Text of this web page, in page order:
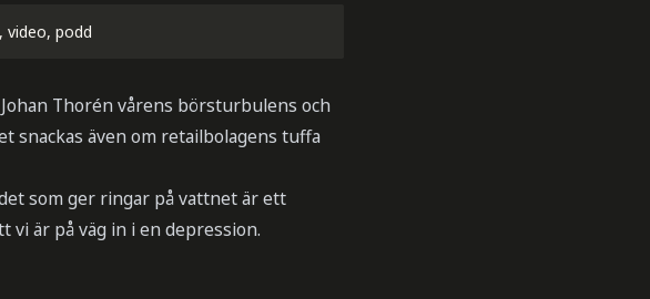
video, podd
Thorén vårens börsturbulens och
snackas även om retailbolagens tuffa
som ger ringar på vattnet är ett
vi är på väg in i en depression.